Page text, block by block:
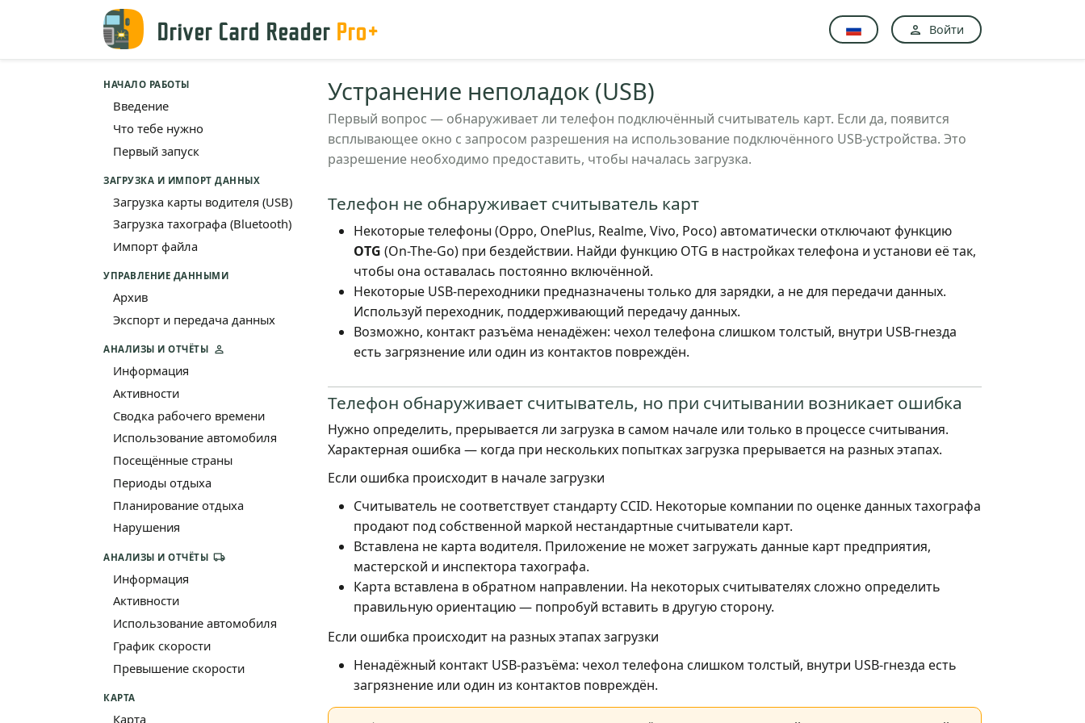
Driver Card Reader Pro+ Войти
НАЧАЛО РАБОТЫ
Введение
Что тебе нужно
Первый запуск
ЗАГРУЗКА И ИМПОРТ ДАННЫХ
Загрузка карты водителя (USB)
Загрузка тахографа (Bluetooth)
Импорт файла
УПРАВЛЕНИЕ ДАННЫМИ
Архив
Экспорт и передача данных
АНАЛИЗЫ И ОТЧЁТЫ
Информация
Активности
Сводка рабочего времени
Использование автомобиля
Посещённые страны
Периоды отдыха
Планирование отдыха
Нарушения
АНАЛИЗЫ И ОТЧЁТЫ
Информация
Активности
Использование автомобиля
График скорости
Превышение скорости
КАРТА
Карта
Устранение неполадок (USB)
Первый вопрос — обнаруживает ли телефон подключённый считыватель карт. Если да, появится
всплывающее окно с запросом разрешения на использование подключённого USB-устройства. Это
разрешение необходимо предоставить, чтобы началась загрузка.
Телефон не обнаруживает считыватель карт
Некоторые телефоны (Oppo, OnePlus, Realme, Vivo, Poco) автоматически отключают функцию
OTG (On-The-Go) при бездействии. Найди функцию OTG в настройках телефона и установи её так,
чтобы она оставалась постоянно включённой.
Некоторые USB-переходники предназначены только для зарядки, а не для передачи данных.
Используй переходник, поддерживающий передачу данных.
Возможно, контакт разъёма ненадёжен: чехол телефона слишком толстый, внутри USB-гнезда
есть загрязнение или один из контактов повреждён.
Телефон обнаруживает считыватель, но при считывании возникает ошибка
Нужно определить, прерывается ли загрузка в самом начале или только в процессе считывания.
Характерная ошибка — когда при нескольких попытках загрузка прерывается на разных этапах.
Если ошибка происходит в начале загрузки
Считыватель не соответствует стандарту CCID. Некоторые компании по оценке данных тахографа
продают под собственной маркой нестандартные считыватели карт.
Вставлена не карта водителя. Приложение не может загружать данные карт предприятия,
мастерской и инспектора тахографа.
Карта вставлена в обратном направлении. На некоторых считывателях сложно определить
правильную ориентацию — попробуй вставить в другую сторону.
Если ошибка происходит на разных этапах загрузки
Ненадёжный контакт USB-разъёма: чехол телефона слишком толстый, внутри USB-гнезда есть
загрязнение или один из контактов повреждён.